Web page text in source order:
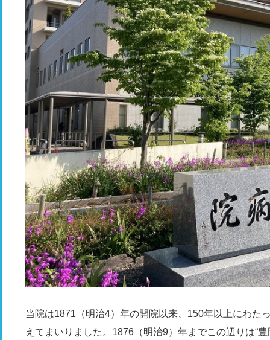
当院は1871（明治4）年の開院以来、150年以上にわた
えてまいりました。1876（明治9）年までこの辺りは“